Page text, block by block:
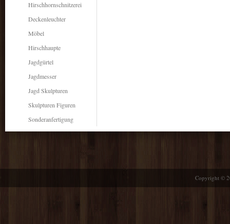
Hirschhornschnitzerei
Deckenleuchter
Möbel
Hirschhaupte
Jagdgürtel
Jagdmesser
Jagd Skulpturen
Skulpturen Figuren
Sonderanfertigung
Copyright ©